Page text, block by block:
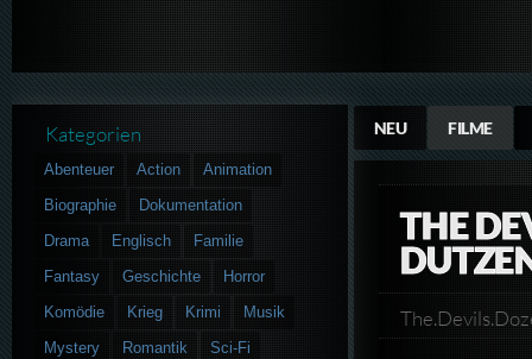
NEU FILME
THE
Kategorien
Abenteuer Action
Animation
Biographie
Dokumentation
Drama
Englisch
Familie
Fantasy
Geschichte
Horror
Komödie
Krieg Krimi
Musik
Mystery
Romantik
Sci-Fi